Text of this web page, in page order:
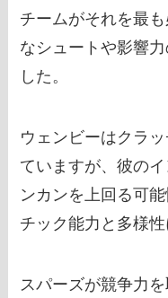
チームがそれを最
なシュートや影響
した。
ウェンビーはクラ
ていますが、彼の
ンカンを上回る可
チック能力と多様性
スパーズが競争力